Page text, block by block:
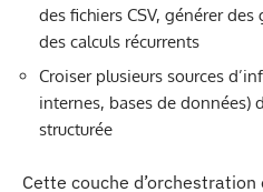
des fichiers CSV, générer
des calculs récurrents
Croiser plusieurs sources
internes, bases de données)
structurée
Cette couche